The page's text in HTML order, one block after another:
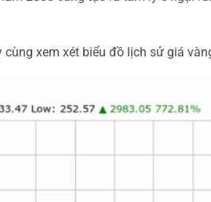
xem xét biểu đồ lịch sử giá